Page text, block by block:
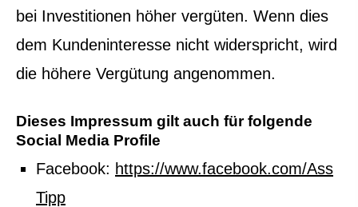
bei Investitionen höher vergüten. Wenn dies
dem Kundeninteresse nicht widerspricht, wird
die höhere Vergütung angenommen.
Dieses Impressum gilt auch für folgende
Social Media Profile
Facebook: https://www.facebook.com/Ass
Tipp